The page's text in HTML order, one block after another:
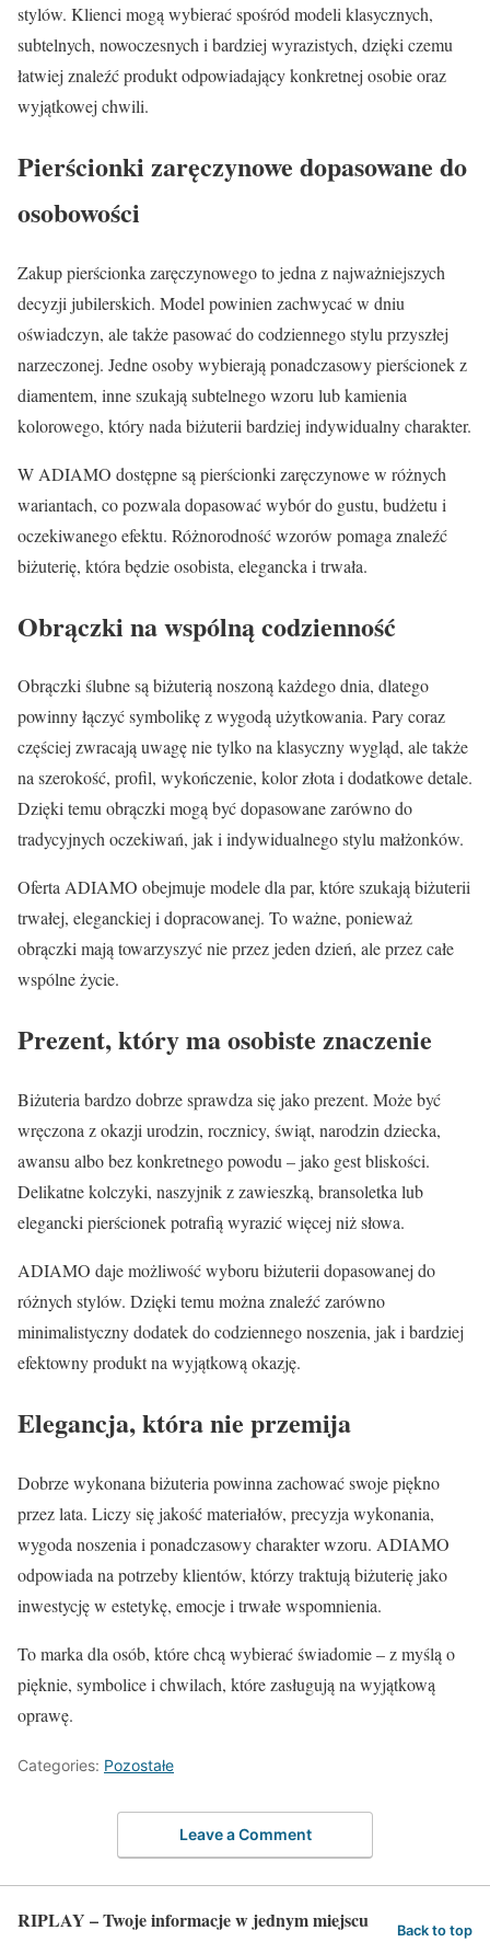
stylów. Klienci mogą wybierać spośród modeli klasycznych,
subtelnych, nowoczesnych i bardziej wyrazistych, dzięki czemu
łatwiej znaleźć produkt odpowiadający konkretnej osobie oraz
wyjątkowej chwili.
Pierścionki zaręczynowe dopasowane do
osobowości
Zakup pierścionka zaręczynowego to jedna z najważniejszych
decyzji jubilerskich. Model powinien zachwycać w dniu
oświadczyn, ale także pasować do codziennego stylu przyszłej
narzeczonej. Jedne osoby wybierają ponadczasowy pierścionek z
diamentem, inne szukają subtelnego wzoru lub kamienia
kolorowego, który nada biżuterii bardziej indywidualny charakter.
W ADIAMO dostępne są pierścionki zaręczynowe w różnych
wariantach, co pozwala dopasować wybór do gustu, budżetu i
oczekiwanego efektu. Różnorodność wzorów pomaga znaleźć
biżuterię, która będzie osobista, elegancka i trwała.
Obrączki na wspólną codzienność
Obrączki ślubne są biżuterią noszoną każdego dnia, dlatego
powinny łączyć symbolikę z wygodą użytkowania. Pary coraz
częściej zwracają uwagę nie tylko na klasyczny wygląd, ale także
na szerokość, profil, wykończenie, kolor złota i dodatkowe detale.
Dzięki temu obrączki mogą być dopasowane zarówno do
tradycyjnych oczekiwań, jak i indywidualnego stylu małżonków.
Oferta ADIAMO obejmuje modele dla par, które szukają biżuterii
trwałej, eleganckiej i dopracowanej. To ważne, ponieważ
obrączki mają towarzyszyć nie przez jeden dzień, ale przez całe
wspólne życie.
Prezent, który ma osobiste znaczenie
Biżuteria bardzo dobrze sprawdza się jako prezent. Może być
wręczona z okazji urodzin, rocznicy, świąt, narodzin dziecka,
awansu albo bez konkretnego powodu – jako gest bliskości.
Delikatne kolczyki, naszyjnik z zawieszką, bransoletka lub
elegancki pierścionek potrafią wyrazić więcej niż słowa.
ADIAMO daje możliwość wyboru biżuterii dopasowanej do
różnych stylów. Dzięki temu można znaleźć zarówno
minimalistyczny dodatek do codziennego noszenia, jak i bardziej
efektowny produkt na wyjątkową okazję.
Elegancja, która nie przemija
Dobrze wykonana biżuteria powinna zachować swoje piękno
przez lata. Liczy się jakość materiałów, precyzja wykonania,
wygoda noszenia i ponadczasowy charakter wzoru. ADIAMO
odpowiada na potrzeby klientów, którzy traktują biżuterię jako
inwestycję w estetykę, emocje i trwałe wspomnienia.
To marka dla osób, które chcą wybierać świadomie – z myślą o
pięknie, symbolice i chwilach, które zasługują na wyjątkową
oprawę.
Categories: Pozostałe
Leave a Comment
RIPLAY – Twoje informacje w jednym miejscu Back to top